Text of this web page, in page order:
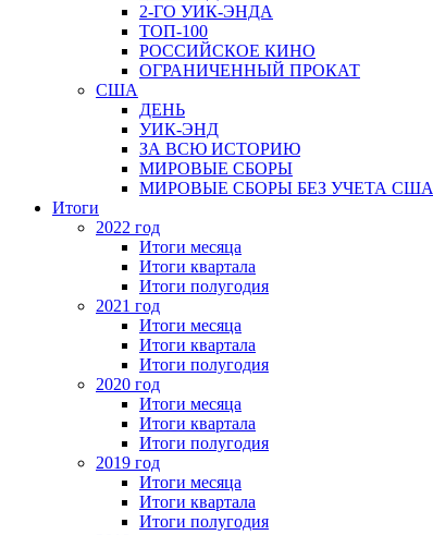
2-ГО УИК-ЭНДА
ТОП-100
РОССИЙСКОЕ КИНО
ОГРАНИЧЕННЫЙ ПРОКАТ
США
ДЕНЬ
УИК-ЭНД
ЗА ВСЮ ИСТОРИЮ
МИРОВЫЕ СБОРЫ
МИРОВЫЕ СБОРЫ БЕЗ УЧЕТА США
Итоги
2022 год
Итоги месяца
Итоги квартала
Итоги полугодия
2021 год
Итоги месяца
Итоги квартала
Итоги полугодия
2020 год
Итоги месяца
Итоги квартала
Итоги полугодия
2019 год
Итоги месяца
Итоги квартала
Итоги полугодия